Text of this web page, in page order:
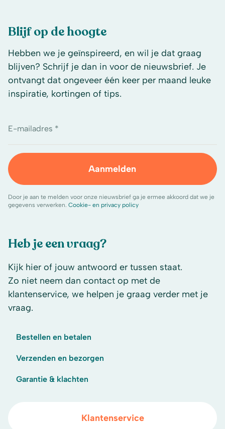
Heb je een vraag?
Kijk hier of jouw antwoord er tussen staat.
Zo niet neem dan contact op met de
klantenservice, we helpen je graag verder met je
vraag.
Bestellen en betalen
Verzenden en bezorgen
Garantie & klachten
Klantenservice
Blijf op de hoogte
Hebben we je geïnspireerd, en wil je dat graag
blijven? Schrijf je dan in voor de nieuwsbrief. Je
ontvangt dat ongeveer één keer per maand leuke
inspiratie, kortingen of tips.
E-mailadres *
Aanmelden
Door je aan te melden voor onze nieuwsbrief ga je ermee akkoord dat we je
gegevens verwerken. Cookie- en privacy policy